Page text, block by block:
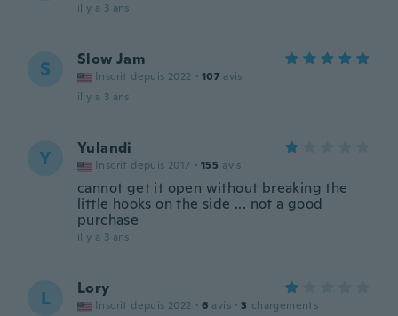
il y a 3 ans
S Slow Jam
Inscrit depuis 2022 · 107 avis
il y a 3 ans
Y Yulandi
Inscrit depuis 2017 · 155 avis
cannot get it open without breaking the
little hooks on the side ... not a good
purchase
il y a 3 ans
L Lory
Inscrit depuis 2022 · 6 avis · 3 chargements